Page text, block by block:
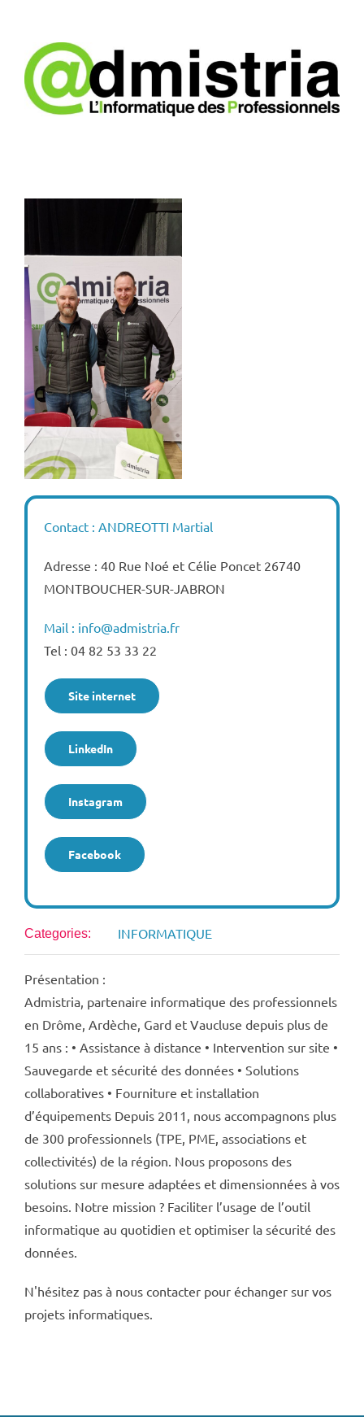
Contact : ANDREOTTI Martial
Adresse : 40 Rue Noé et Célie Poncet 26740
MONTBOUCHER-SUR-JABRON
Mail : info@admistria.fr
Tel : 04 82 53 33 22
Site internet
LinkedIn
Instagram
Facebook
Categories: INFORMATIQUE
Présentation :
Admistria, partenaire informatique des professionnels
en Drôme, Ardèche, Gard et Vaucluse depuis plus de
15 ans : • Assistance à distance • Intervention sur site •
Sauvegarde et sécurité des données • Solutions
collaboratives • Fourniture et installation
d’équipements Depuis 2011, nous accompagnons plus
de 300 professionnels (TPE, PME, associations et
collectivités) de la région. Nous proposons des
solutions sur mesure adaptées et dimensionnées à vos
besoins. Notre mission ? Faciliter l’usage de l’outil
informatique au quotidien et optimiser la sécurité des
données.
N'hésitez pas à nous contacter pour échanger sur vos
projets informatiques.